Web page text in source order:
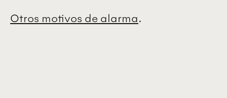
Otros motivos de alarma.